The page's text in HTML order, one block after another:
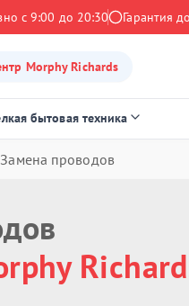
с 9:00 до 20:30 Гарантия
Morphy Richards
бытовая техника
Замена проводов